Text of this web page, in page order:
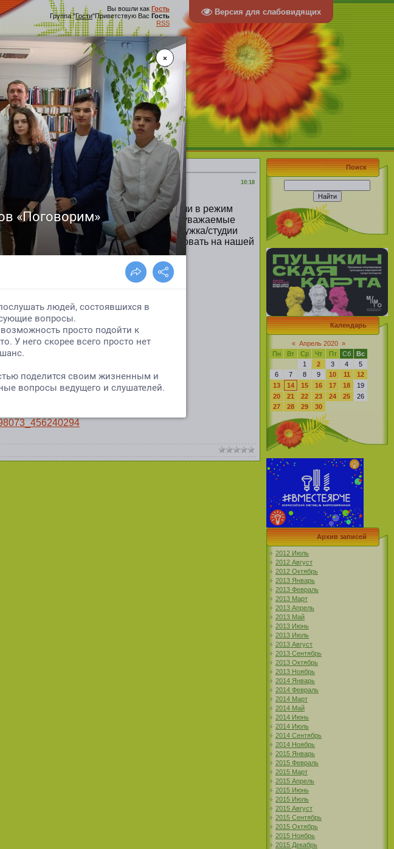
Версия для слабовидящих
Вы вошли как Гость
Группа"Гости"Приветствую Вас Гость
RSS
развития села
10:18
учреждения культуры перешли в режим
в стороне и активно готовит для Вас, уважаемые
дома.Также каждый руководитель кружка/студии
подобных занятий мы будем публиковать на нашей
Поиск
Календарь
« Апрель 2020 »
Пн
Вт Ср Чт Пт Сб
Вс
1
2 3 4
5
6
7 8 9 10 11
12
13
14 15 16 17 18
19
20
21 22 23 24 25
26
27
28 29 30
Архив записей
2012 Июль
2012 Август
2012 Октябрь
2013 Январь
2013 Февраль
2013 Март
2013 Апрель
2013 Май
2013 Июнь
2013 Июль
2013 Август
2013 Сентябрь
2013 Октябрь
2013 Ноябрь
2014 Январь
2014 Февраль
2014 Март
2014 Май
2014 Июнь
2014 Июль
2014 Сентябрь
2014 Ноябрь
2015 Январь
2015 Февраль
2015 Март
2015 Апрель
2015 Июнь
2015 Июль
2015 Август
2015 Сентябрь
2015 Октябрь
2015 Ноябрь
2015 Декабрь